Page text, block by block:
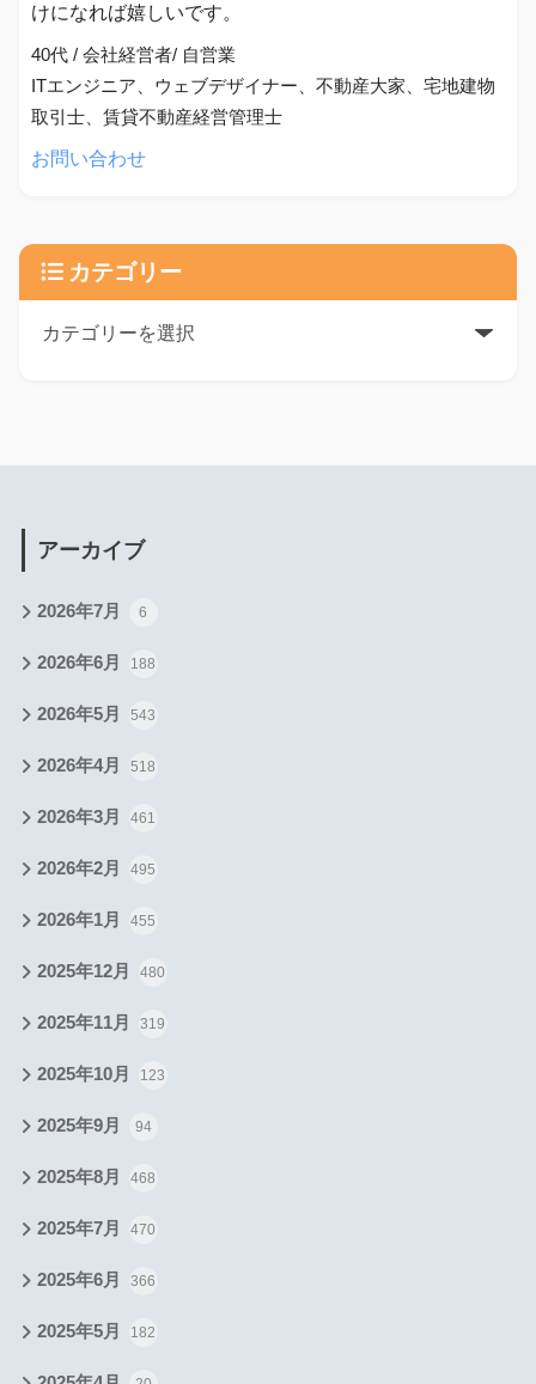
けになれば嬉しいです。
40代 / 会社経営者/ 自営業
ITエンジニア、ウェブデザイナー、不動産大家、宅地建物
取引士、賃貸不動産経営管理士
お問い合わせ
カテゴリー
アーカイブ
2026年7月 6
2026年6月 188
2026年5月 543
2026年4月 518
2026年3月 461
2026年2月 495
2026年1月 455
2025年12月 480
2025年11月 319
2025年10月 123
2025年9月 94
2025年8月 468
2025年7月 470
2025年6月 366
2025年5月 182